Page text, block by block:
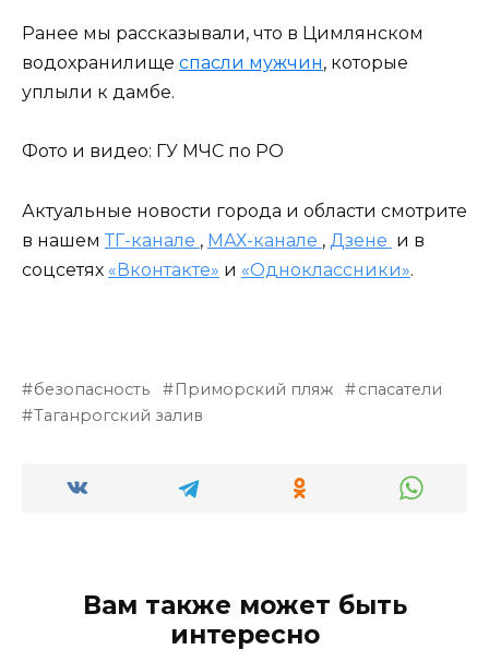
Ранее мы рассказывали, что в Цимлянском
водохранилище спасли мужчин, которые
уплыли к дамбе.
Фото и видео: ГУ МЧС по РО
Актуальные новости города и области смотрите
в нашем ТГ-канале , МАХ-канале , Дзене и в
соцсетях «Вконтакте» и «Одноклассники».
безопасность Приморский пляж
спасатели
Таганрогский залив
Вам также может быть
интересно